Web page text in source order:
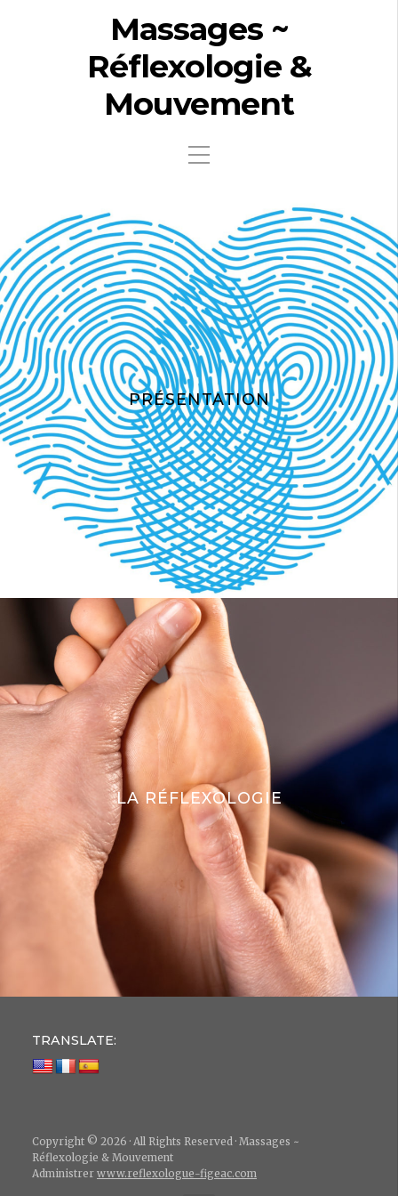
Massages ~
Réflexologie &
Mouvement
PRÉSENTATION
LA RÉFLEXOLOGIE
TRANSLATE:
Copyright © 2026 · All Rights Reserved · Massages ~
Réflexologie & Mouvement
Administrer www.reflexologue-figeac.com